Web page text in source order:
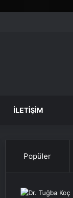
İLETIŞIM
Popüler